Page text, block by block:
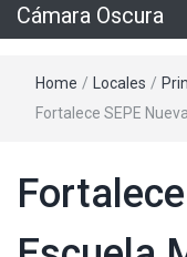
Cámara Oscura
Home / Locales /
Fortalece SEPE